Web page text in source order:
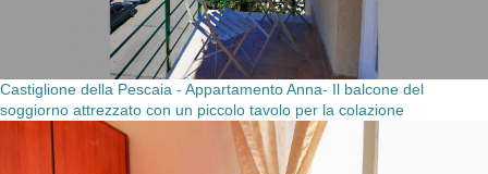
Castiglione della Pescaia - Appartamento Anna- Il balcone del
soggiorno attrezzato con un piccolo tavolo per la colazione